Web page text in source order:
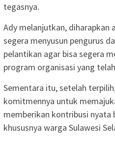
tegasnya.
Ady melanjutkan, diharapkan
segera menyusun pengurus
pelantikan agar bisa segera
program organisasi yang
Sementara itu, setelah
komitmennya untuk
memberikan kontribusi nyata
khususnya warga Sulawesi